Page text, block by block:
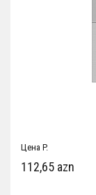
Цена P.
112,65 azn